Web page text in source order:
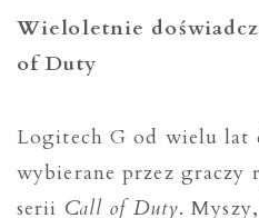
Wieloletnie
of Duty
Logitech G od wielu lat
wybierane przez graczy
serii Call of Duty.